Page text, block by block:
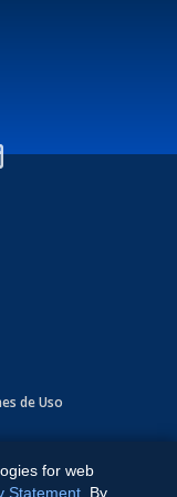
de Uso
for web
Statement . By